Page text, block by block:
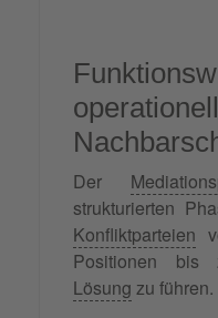
Der
strukturierten
Konfliktparteien
Positionen bis
Lösung zu führen.